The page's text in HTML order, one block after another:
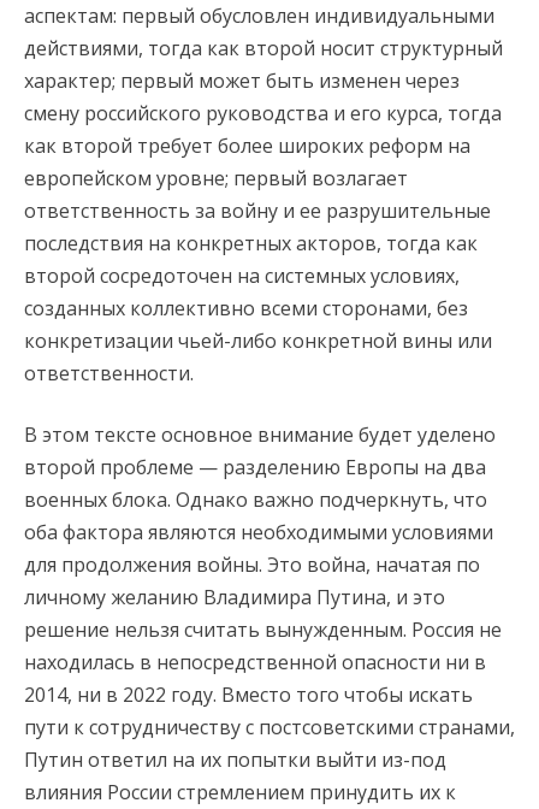
аспектам: первый обусловлен индивидуальными
действиями, тогда как второй носит структурный
характер; первый может быть изменен через
смену российского руководства и его курса, тогда
как второй требует более широких реформ на
европейском уровне; первый возлагает
ответственность за войну и ее разрушительные
последствия на конкретных акторов, тогда как
второй сосредоточен на системных условиях,
созданных коллективно всеми сторонами, без
конкретизации чьей-либо конкретной вины или
ответственности.
В этом тексте основное внимание будет уделено
второй проблеме — разделению Европы на два
военных блока. Однако важно подчеркнуть, что
оба фактора являются необходимыми условиями
для продолжения войны. Это война, начатая по
личному желанию Владимира Путина, и это
решение нельзя считать вынужденным. Россия не
находилась в непосредственной опасности ни в
2014, ни в 2022 году. Вместо того чтобы искать
пути к сотрудничеству с постсоветскими странами,
Путин ответил на их попытки выйти из-под
влияния России стремлением принудить их к